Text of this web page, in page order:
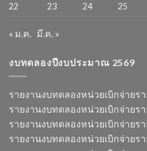
22
23 24 25
« ม.ค. มี.ค. »
งบทดลองปีงบประมาณ 2569
รายงานงบทดลองหน่วยเบิกจ่ายรา
รายงานงบทดลองหน่วยเบิกจ่ายรา
รายงานงบทดลองหน่วยเบิกจ่ายรา
รายงานงบทดลองหน่วยเบิกจ่ายร